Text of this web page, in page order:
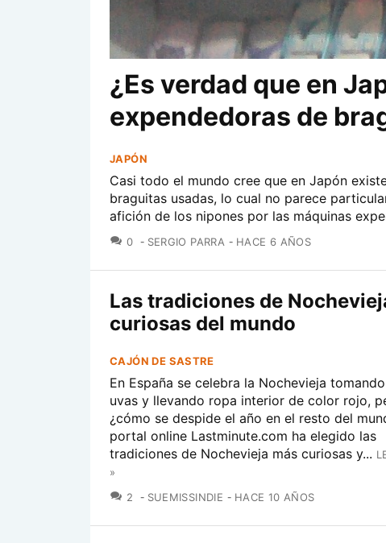
¿Es verdad que en
expendedoras de
JAPÓN
Casi todo el mundo cree que en Japón
braguitas usadas, lo cual no parece
afición de los nipones por las máquinas
0 COMENTARIOS
SERGIO PARRA HACE 6 AÑOS
Las tradiciones de
curiosas del mundo
CAJÓN DE SASTRE
En España se celebra la Nochevieja
uvas y llevando ropa interior de color rojo,
¿cómo se despide el año en el resto del
portal online Lastminute.com ha elegido las
tradiciones de Nochevieja más curiosas y...
»
2
COMENTARIOS
SUEMISSINDIE HACE 10 AÑOS